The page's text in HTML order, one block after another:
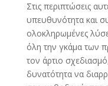
Στις περιπτώσεις
υπευθυνότητα και
ολοκληρωμένες
όλη την γκάμα των
τον άρτιο
δυνατότητα να